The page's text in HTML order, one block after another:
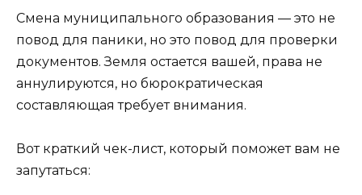
Смена муниципального образования — это не
повод для паники, но это повод для проверки
документов. Земля остается вашей, права не
аннулируются, но бюрократическая
составляющая требует внимания.
Вот краткий чек-лист, который поможет вам не
запутаться: